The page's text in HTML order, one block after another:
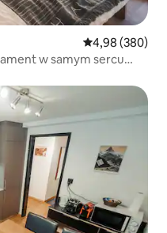
Średnia
4,98 (380)
w samym sercu
gości